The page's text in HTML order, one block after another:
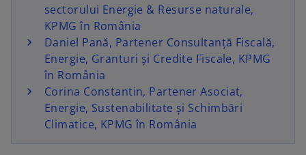
sectorului Energie & Resurse naturale,
KPMG în România
Daniel Pană, Partener Consultanță Fiscală,
Energie, Granturi și Credite Fiscale, KPMG
în România
Corina Constantin, Partener Asociat,
Energie, Sustenabilitate și Schimbări
Climatice, KPMG în România